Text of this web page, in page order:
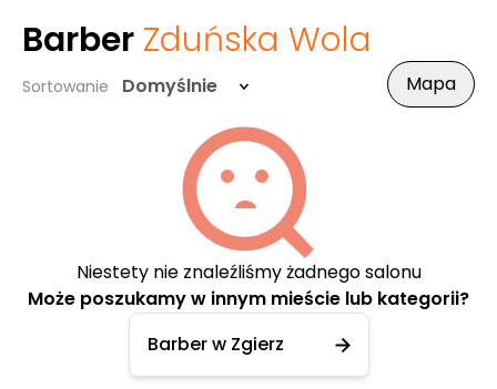
Barber Zduńska Wola
Sortowanie Domyślnie Mapa
Niestety nie znaleźliśmy żadnego salonu
Może poszukamy w innym mieście lub kategorii?
Barber w Zgierz